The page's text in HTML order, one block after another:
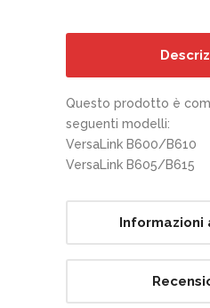
Questo prodotto è
seguenti modelli:
VersaLink B600/B610
VersaLink B605/B615
Informazioni